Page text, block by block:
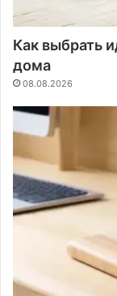
Как выбрать
дома
08.08.2026